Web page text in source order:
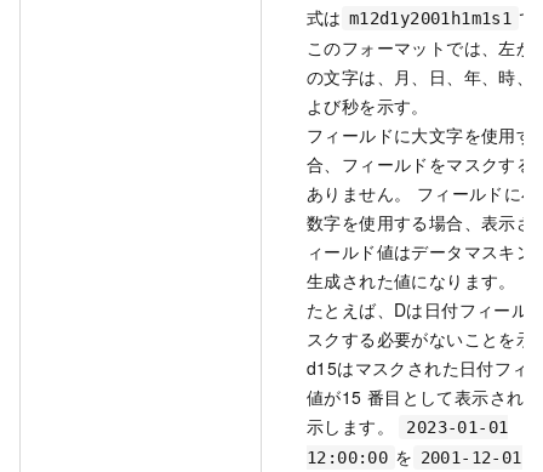
式は m12d1y2001h1m1s1 で
このフォーマットでは、左か
の文字は、月、日、年、時、
よび秒を示す。
フィールドに大文字を使用す
合、フィールドをマスクする
ありません。 フィールドに
数字を使用する場合、表示さ
ィールド値はデータマスキン
生成された値になります。
たとえば、Dは日付フィール
スクする必要がないことを示
d15はマスクされた日付フィ
値が15 番目として表示され
示します。
2023-01-01
12:00:00 を 2001-12-01